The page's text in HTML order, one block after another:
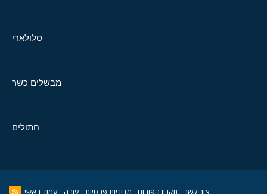
סלולארי
מבשלים כשר
חתולים
צור קשר תקנון הפורום מדיניות פרטיות עזרה עמוד ראשי